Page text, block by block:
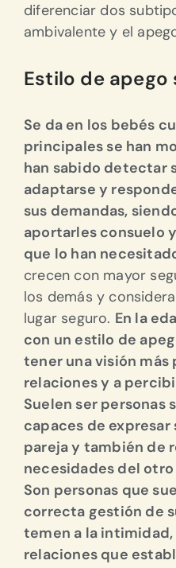
diferenciar dos
ambivalente y el
Estilo de apego
Se da en los bebés
principales se han
han sabido detectar
adaptarse y
sus demandas,
aportarles consuelo
que lo han
crecen con mayor
los demás y
lugar seguro. En la
con un estilo de
tener una visión más
relaciones y a
Suelen ser personas
capaces de expresar
pareja y también de
necesidades del
Son personas que
correcta gestión de
temen a la intimidad,
relaciones que